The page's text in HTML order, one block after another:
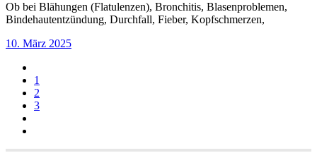
Ob bei Blähungen (Flatulenzen), Bronchitis, Blasenproblemen,
Bindehautentzündung, Durchfall, Fieber, Kopfschmerzen,
10. März 2025
1
2
3